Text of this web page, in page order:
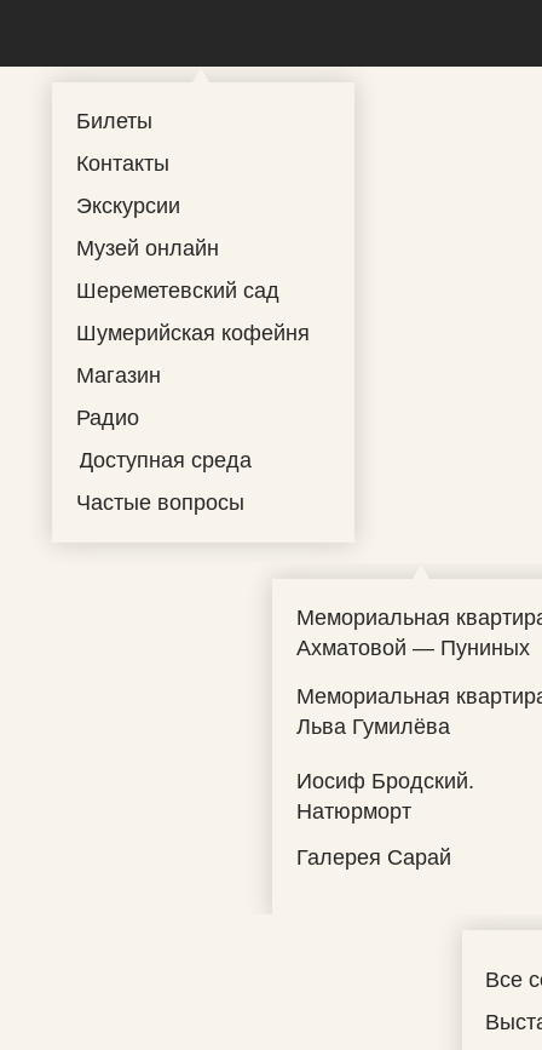
Контакты
Экскурсии
Частые вопросы
Магазин
Радио
Билеты
Доступная среда
Музей онлайн
Шереметевский сад
Шумерийская кофейня
Мемориальная
Ахматовой — Пуниных
Иосиф Бродский.
Натюрморт
Мемориальная
Льва Гумилёва
Галерея Сарай
Все